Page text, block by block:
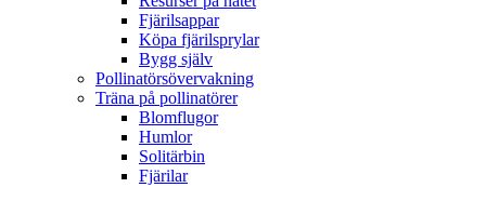
Fjärilsappar
Köpa fjärilsprylar
Bygg själv
Pollinatörsövervakning
Träna på pollinatörer
Blomflugor
Humlor
Solitärbin
Fjärilar